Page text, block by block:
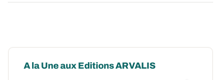
A la Une aux Editions ARVALIS